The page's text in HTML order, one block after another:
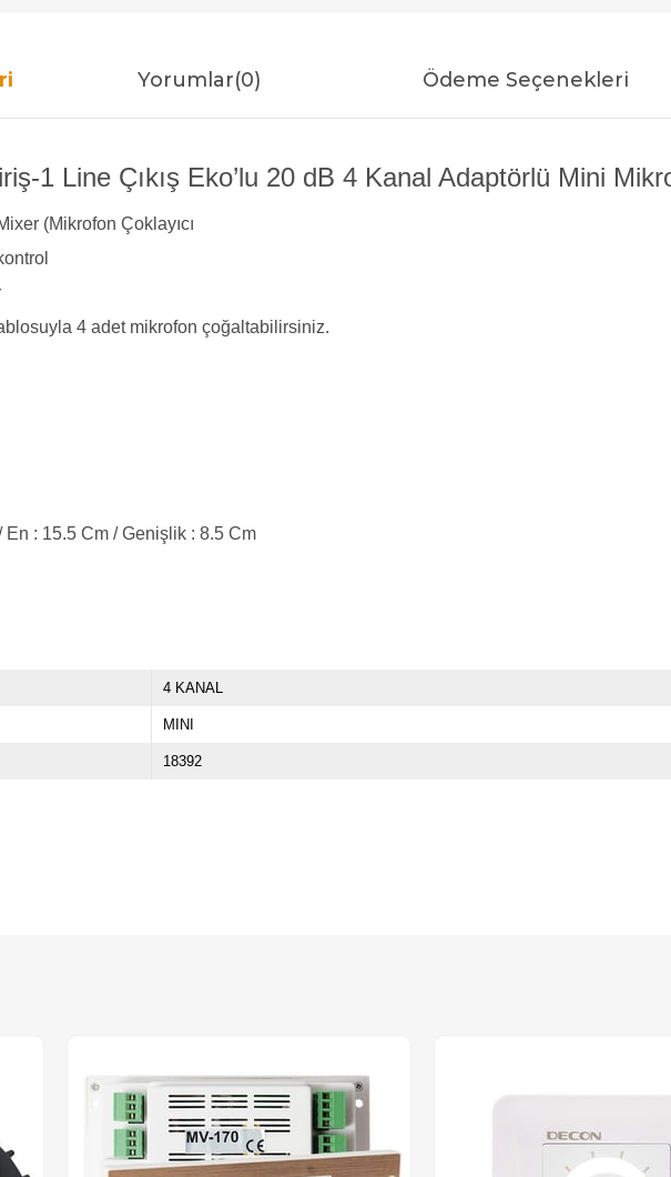
Yorumlar(0) Ödeme Seçenekleri
1 Line Çıkış Eko’lu 20 dB 4 Kanal Adaptörlü Mini
(Mikrofon Çoklayıcı
4 adet mikrofon çoğaltabilirsiniz.
: 15.5 Cm / Genişlik : 8.5 Cm
4 KANAL
MINI
18392